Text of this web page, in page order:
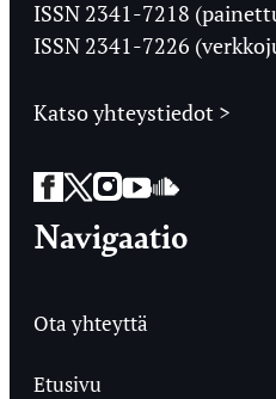
ISSN 2341-7218
ISSN 2341-7226
Katso yhteystiedot >
Facebook
Twitter
Instagram
YouTube
SoundCloud
Navigaatio
Ota yhteyttä
Etusivu